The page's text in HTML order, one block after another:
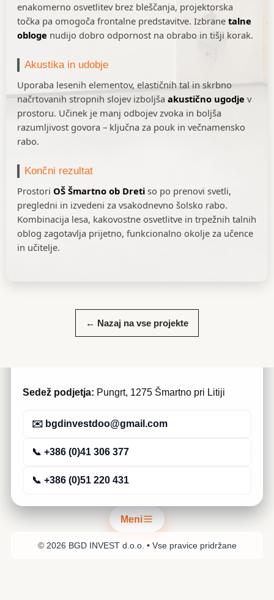
enakomerno osvetlitev brez bleščanja, projektorska
točka pa omogoča frontalne predstavitve. Izbrane talne
obloge nudijo dobro odpornost na obrabo in tišji korak.
Akustika in udobje
Uporaba lesenih elementov, elastičnih tal in skrbno
načrtovanih stropnih slojev izboljša akustično ugodje v
prostoru. Učinek je manj odbojev zvoka in boljša
razumljivost govora – ključna za pouk in večnamensko
rabo.
Končni rezultat
Prostori OŠ Šmartno ob Dreti so po prenovi svetli,
pregledni in izvedeni za vsakodnevno šolsko rabo.
Kombinacija lesa, kakovostne osvetlitve in trpežnih talnih
oblog zagotavlja prijetno, funkcionalno okolje za učence
in učitelje.
← Nazaj na vse projekte
zagotavljanju visokokakovostnih gradbenih storitev
Sedež podjetja: Pungrt, 1275 Šmartno pri Litiji
✉️ bgdinvestdoo@gmail.com
📞 +386 (0)41 306 377
📞 +386 (0)51 220 431
Meni
© 2026 BGD INVEST d.o.o. • Vse pravice pridržane